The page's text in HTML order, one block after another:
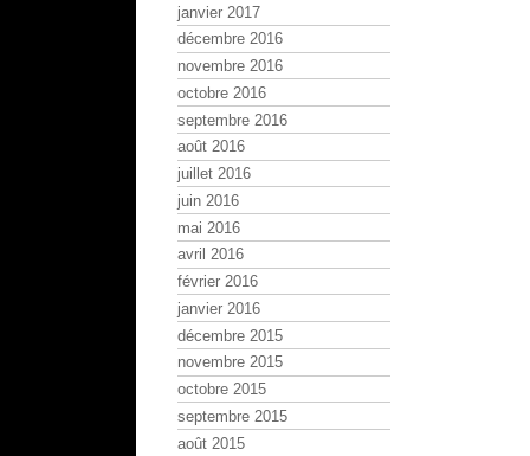
janvier 2017
décembre 2016
novembre 2016
octobre 2016
septembre 2016
août 2016
juillet 2016
juin 2016
mai 2016
avril 2016
février 2016
janvier 2016
décembre 2015
novembre 2015
octobre 2015
septembre 2015
août 2015